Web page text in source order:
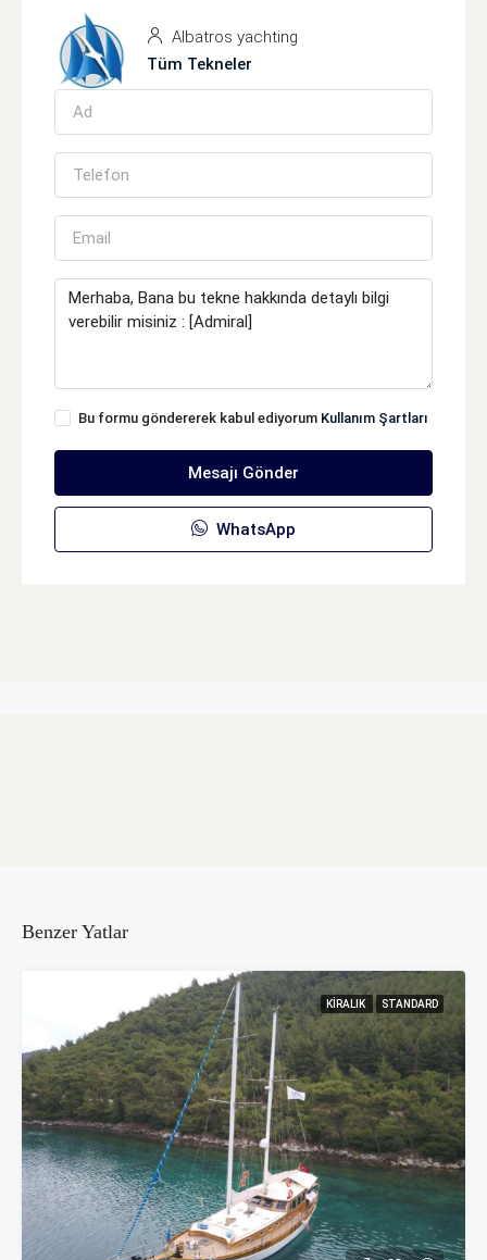
Albatros yachting
Tüm Tekneler
Bu formu göndererek kabul ediyorum Kullanım Şartları
Mesajı Gönder
WhatsApp
Benzer Yatlar
KIRALIK STANDARD